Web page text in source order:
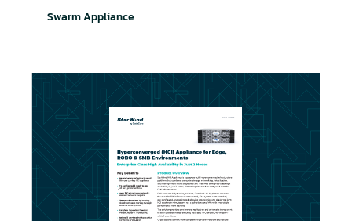
Swarm Appliance